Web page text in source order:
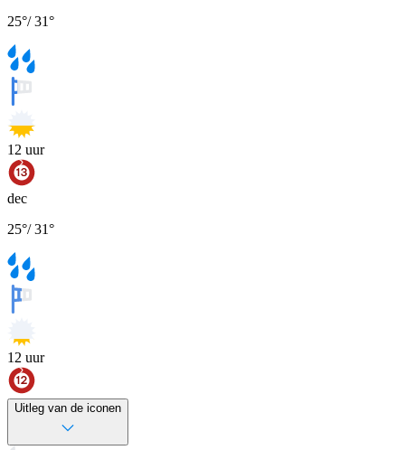
25°/31°
12 uur
dec
25°/31°
12 uur
Uitleg van de iconen